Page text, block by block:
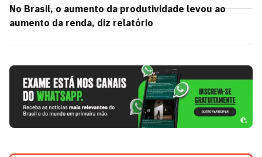
No Brasil, o aumento da produtividade levou ao
aumento da renda, diz relatório